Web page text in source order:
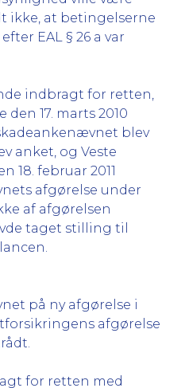
ikke, at betingelserne
EAL § 26 a var
indbragt for retten,
17. marts 2010
blev
anket, og Veste
18. februar 2011
afgørelse under
af afgørelsen
taget stilling til
på ny afgørelse i
afgørelse
for retten med